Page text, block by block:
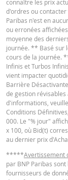
connaître les prix
d'ordres ou
Paribas n'est en
ou erronées
moyenne des
journée. ** Basé sur
cours de la journée.
Infinis et Turbos
vient impacter
Barrière
de gestion révisables
d'informations,
Conditions
000. Le "% jour"
x 100, où Bid(t)
au dernier prix
*****Avertissement
par BNP Paribas
fournisseurs de